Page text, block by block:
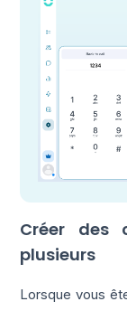
Créer des
plusieurs
Lorsque vous